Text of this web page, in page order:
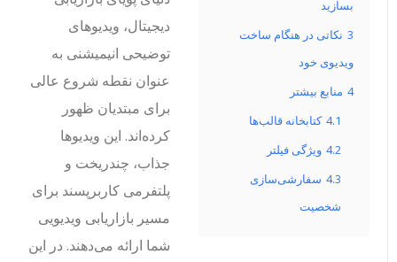
بسازید
نکاتی در هنگام ساخت
ویدیوی خود
منابع بیشتر
4.1 کتابخانه قالب‌ها
4.2 ویژگی فیلتر
4.3 سفارشی‌سازی
شخصیت
دیجیتال، ویدیوهای
توضیحی انیمیشنی به
عنوان نقطه شروع عالی
برای مبتدیان ظهور
کرده‌اند. این ویدیوها
جذاب، چندریخت و
پلتفرمی کاربرپسند برای
مسیر بازاریابی ویدیویی
شما ارائه می‌دهند. در این